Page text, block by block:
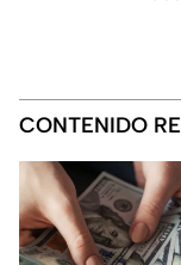
CONTENIDO